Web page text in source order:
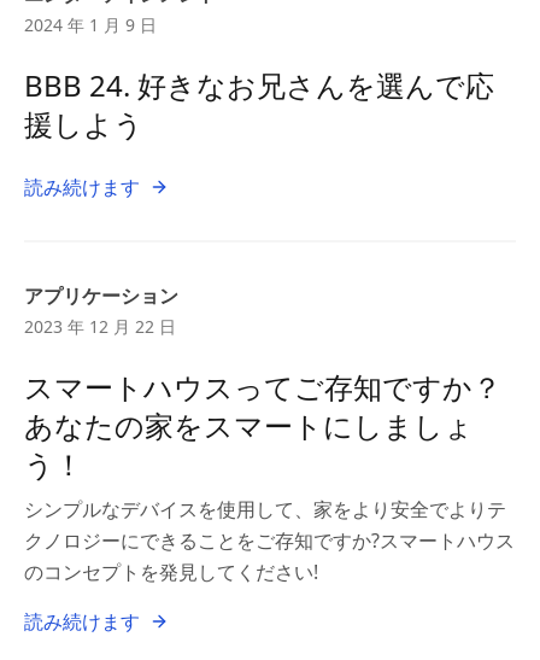
2024 年 1 月 9 日
BBB 24. 好きなお兄さんを選んで応
援しよう
読み続けます
アプリケーション
2023 年 12 月 22 日
スマートハウスってご存知ですか？
あなたの家をスマートにしましょ
う！
シンプルなデバイスを使用して、家をより安全でよりテ
クノロジーにできることをご存知ですか?スマートハウス
のコンセプトを発見してください!
読み続けます